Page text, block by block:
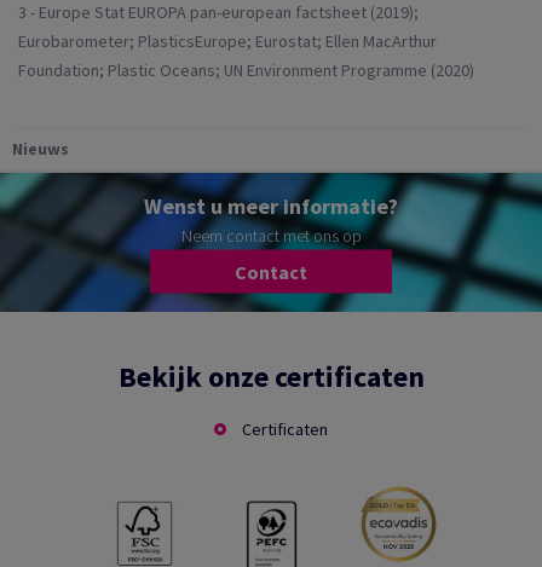
3 - Europe Stat EUROPA pan-european factsheet (2019);
Eurobarometer; PlasticsEurope; Eurostat; Ellen MacArthur
Foundation; Plastic Oceans; UN Environment Programme (2020)
Nieuws
Wenst u meer informatie?
Neem contact met ons op
Contact
Bekijk onze certificaten
Certificaten